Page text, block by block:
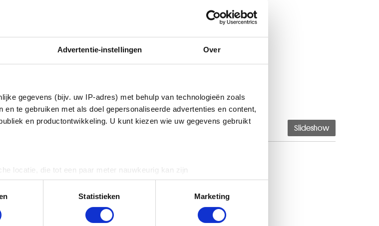
Advertentie-instellingen Over
gegevens (bijv. uw IP-adres) met behulp van technologieën zoals
te gebruiken met als doel gepersonaliseerde advertenties en content,
en productontwikkeling. U kunt kiezen wie uw gegevens gebruikt
locatie, die tot een paar meter nauwkeurig kan zijn
scannen op specifieke eigenschappen (fingerprinting)
verwerkt en stel uw voorkeuren in het
detailgedeelte in. U kunt uw
Statistieken Marketing
Slideshow